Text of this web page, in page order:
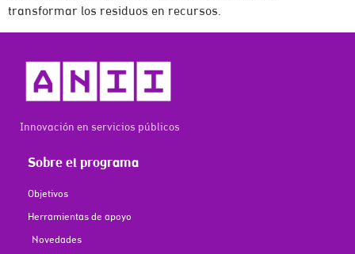
transformar los residuos en recursos.
Innovación en servicios públicos
Sobre el programa
Objetivos
Herramientas de apoyo
Novedades